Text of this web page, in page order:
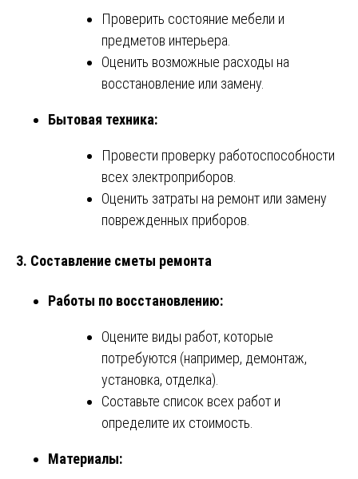
Проверить состояние мебели и
предметов интерьера.
Оценить возможные расходы на
восстановление или замену.
Бытовая техника:
Провести проверку работоспособности
всех электроприборов.
Оценить затраты на ремонт или замену
поврежденных приборов.
3. Составление сметы ремонта
Работы по восстановлению:
Оцените виды работ, которые
потребуются (например, демонтаж,
установка, отделка).
Составьте список всех работ и
определите их стоимость.
Материалы: